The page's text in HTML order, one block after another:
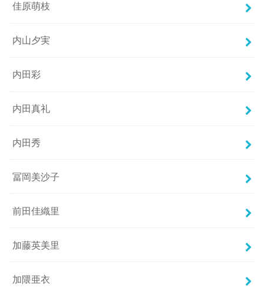
佳原萌枝
内山夕実
内田彩
内田真礼
内田秀
冨岡美沙子
前田佳織里
加藤英美里
加隈亜衣